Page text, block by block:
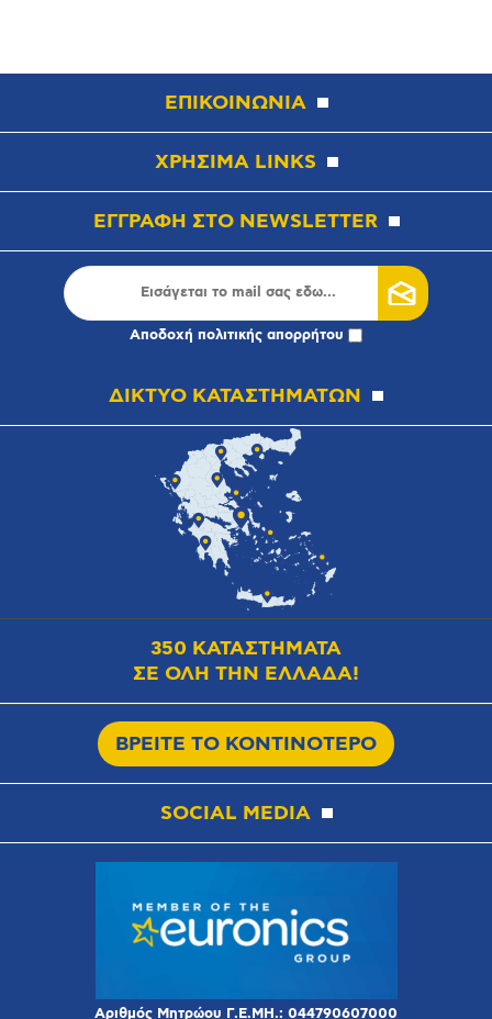
ΕΠΙΚΟΙΝΩΝΙΑ
ΧΡΗΣΙΜΑ LINKS
ΕΓΓΡΑΦΗ ΣΤΟ NEWSLETTER
Αποδοχή πολιτικής απορρήτου
ΔΙΚΤΥΟ ΚΑΤΑΣΤΗΜΑΤΩΝ
350 ΚΑΤΑΣΤΗΜΑΤΑ
ΣΕ ΟΛΗ ΤΗΝ ΕΛΛΑΔΑ!
ΒΡΕΙΤΕ ΤΟ ΚΟΝΤΙΝΟΤΕΡΟ
SOCIAL MEDIA